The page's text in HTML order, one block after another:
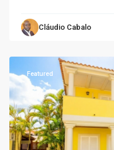
Cláudio Cabalo
Talatona,
Featured